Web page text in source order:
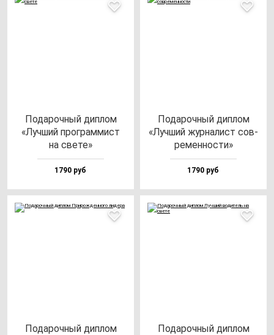
Пода­роч­ный дип­лом
«Луч­ший прог­рам­мист
на све­те»
1790 руб
Пода­роч­ный дип­лом
«Луч­ший жур­на­лист сов­
ре­мен­нос­ти»
1790 руб
Пода­роч­ный дип­лом
Пода­роч­ный дип­лом